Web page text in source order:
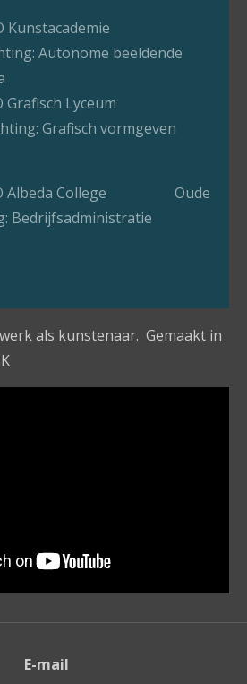
Kunstacademie
Autonome beeldende
Grafisch Lyceum
Grafisch vormgeven
Albeda College Oude
Bedrijfsadministratie
als kunstenaar. Gemaakt in
E-mail